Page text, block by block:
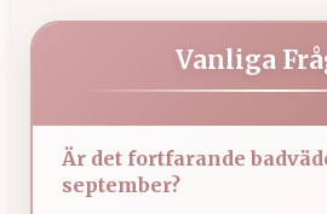
Vanliga
Är det fortfarande
september?